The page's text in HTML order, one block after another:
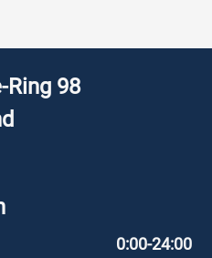
Ring 98
0:00-24:00